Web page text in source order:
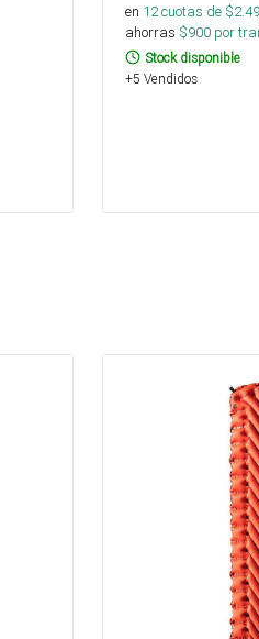
en 12cuotas de $
ahorras $900 por
Stock disponible
+5 Vendidos